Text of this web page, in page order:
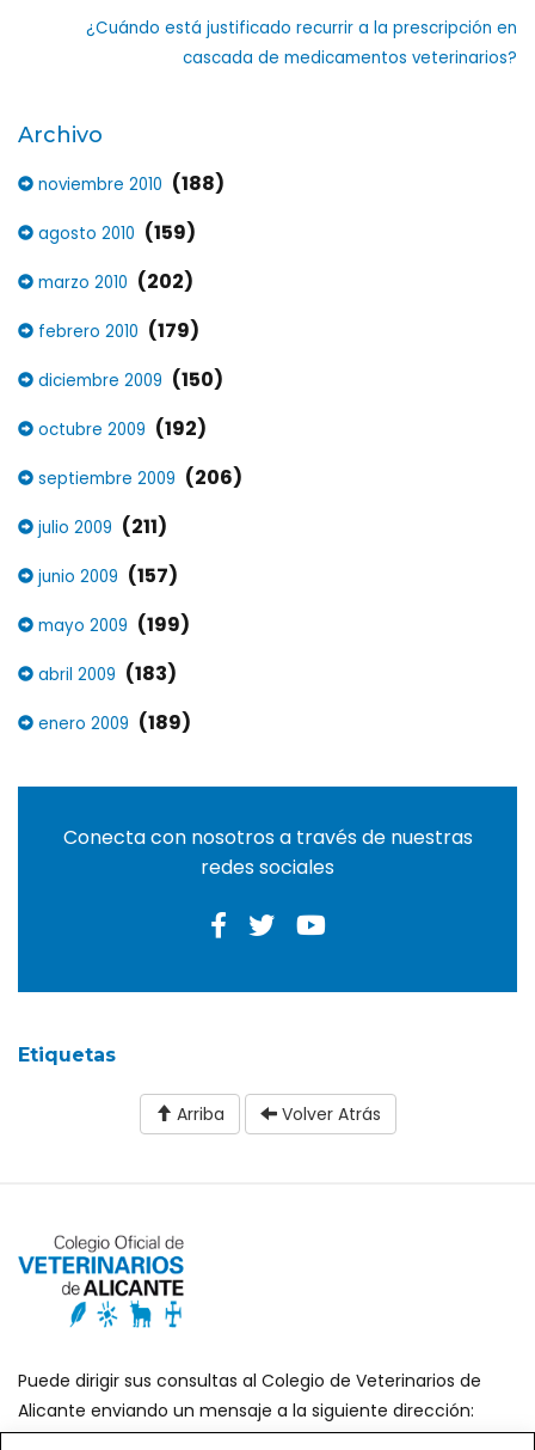
¿Cuándo está justificado recurrir a la prescripción en
cascada de medicamentos veterinarios?
Archivo
noviembre 2010 (188)
agosto 2010 (159)
marzo 2010 (202)
febrero 2010 (179)
diciembre 2009 (150)
octubre 2009 (192)
septiembre 2009 (206)
julio 2009 (211)
junio 2009 (157)
mayo 2009 (199)
abril 2009 (183)
enero 2009 (189)
Conecta con nosotros a través de nuestras
redes sociales
Etiquetas
Arriba Volver Atrás
Puede dirigir sus consultas al Colegio de Veterinarios de
Alicante enviando un mensaje a la siguiente dirección:
secretaria@icoval.org